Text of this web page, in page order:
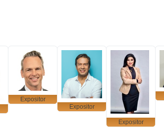
Expositor
Expositor
Expositor